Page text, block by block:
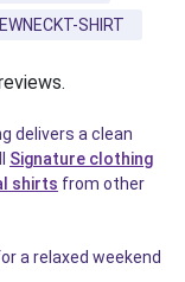
SHIRT
delivers a clean
Signature clothing
shirts from other
a relaxed weekend